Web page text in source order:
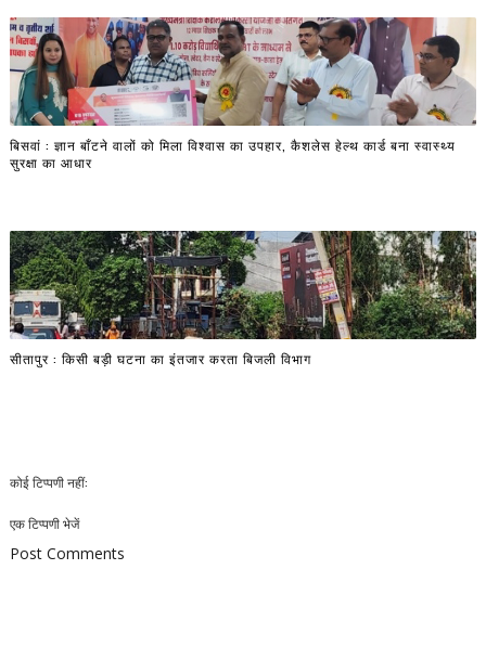
बिसवां : ज्ञान बाँटने वालों को मिला विश्वास का उपहार, कैशलेस हेल्थ कार्ड बना स्वास्थ्य
सुरक्षा का आधार
सीतापुर : किसी बड़ी घटना का इंतजार करता बिजली विभाग
कोई टिप्पणी नहीं:
एक टिप्पणी भेजें
Post Comments